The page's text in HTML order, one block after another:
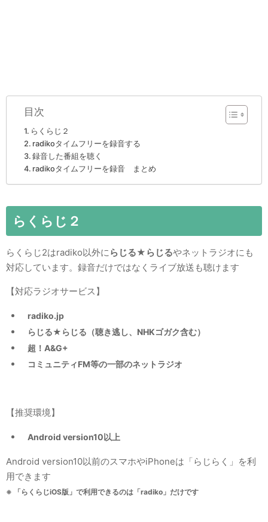
目次
らくらじ２
radikoタイムフリーを録音する
録音した番組を聴く
radikoタイムフリーを録音 まとめ
らくらじ２
らくらじ2はradiko以外に らじる★らじるやネットラジオにも
対応しています。録音だけではなくライブ放送も聴けます
【対応ラジオサービス】
radiko.jp
らじる★らじる（聴き逃し、NHKゴガク含む）
超！A&G+
コミュニティFM等の一部のネットラジオ
【推奨環境】
Android version10以上
Android version10以前のスマホやiPhoneは「らじらく」を利
用できます
※ 「らくらじiOS版」で利用できるのは「radiko」だけです